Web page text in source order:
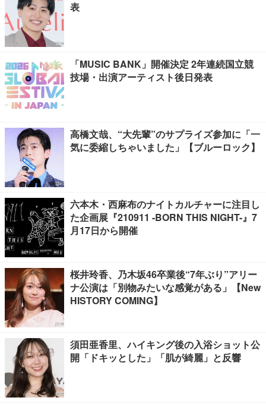
表
「MUSIC BANK」開催決定 2年連続国立競
技場・出演アーティスト後日発表
高橋文哉、“大先輩”のサプライズ参加に「一
気に委縮しちゃいました」【ブルーロック】
六本木・西麻布のナイトカルチャーに注目し
た企画展『210911 -BORN THIS NIGHT-』7
月17日から開催
桜井玲香、乃木坂46卒業後“7年ぶり”アリー
ナ公演は「別物みたいな感覚がある」【New
HISTORY COMING】
須田亜香里、ハイキング後の入浴ショット公
開「ドキッとした」「肌が綺麗」と反響